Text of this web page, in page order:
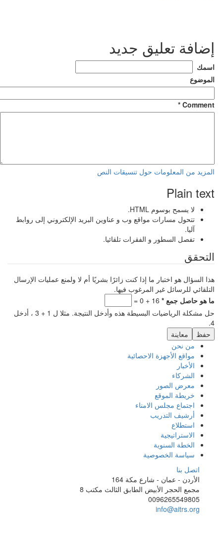
إضافة تعليق جديد
‏اسمك ‏
‏الموضوع ‏
*
المزيد من المعلومات حول تنسيقات النص
Plain text
لا يسمح بوسوم HTML.
تتحول مسارات مواقع وب و عناوين البريد الإلكتروني إلى روابط
آليا.
تفصل السطور و الفقرات تلقائيا.
التحقق
هذا السؤال هو اختبار ما إذا كنت زائرًا بشريًا أم لا ولمنع عمليات الإرسال
التلقائي للرسائل غير المرغوب فيها.
‏ما هو حاصل جمع ‏*
16 + 0 =
حل مشكلة الرياضيات البسيطة هذه وأدخل النتيجة. مثلا ل 1 + 3 ، أدخل
من نحن
مواقع الأجهزة الاحصائية
الأخبار
الشركاء
معرض الصور
خريطة الموقع
اجتماع مجلس الامناء
أرشيف التدريب
استطلاع
الاستراتيجية
الخطة السنوية
سياسة الخصوصية
اتصل بنا
الأردن - عمان - شارع مكة 164
مجمع الحجر الأبيض الطابق الثالث مكتب 8
0096265549805
info@aitrs.org